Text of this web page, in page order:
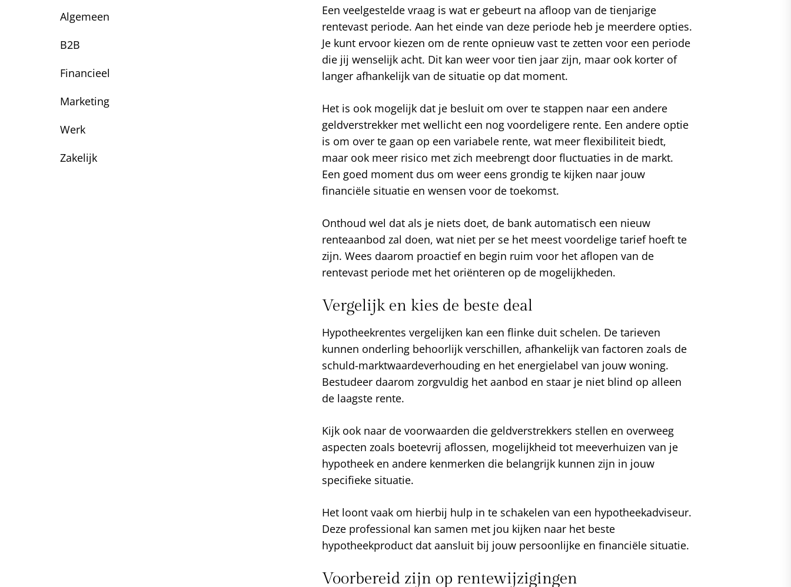
Een veelgestelde vraag is wat er gebeurt na afloop van de tienjarige
rentevast periode. Aan het einde van deze periode heb je meerdere opties.
Je kunt ervoor kiezen om de rente opnieuw vast te zetten voor een periode
die jij wenselijk acht. Dit kan weer voor tien jaar zijn, maar ook korter of
langer afhankelijk van de situatie op dat moment.
Het is ook mogelijk dat je besluit om over te stappen naar een andere
geldverstrekker met wellicht een nog voordeligere rente. Een andere optie
is om over te gaan op een variabele rente, wat meer flexibiliteit biedt,
maar ook meer risico met zich meebrengt door fluctuaties in de markt.
Een goed moment dus om weer eens grondig te kijken naar jouw
financiële situatie en wensen voor de toekomst.
Onthoud wel dat als je niets doet, de bank automatisch een nieuw
renteaanbod zal doen, wat niet per se het meest voordelige tarief hoeft te
zijn. Wees daarom proactief en begin ruim voor het aflopen van de
rentevast periode met het oriënteren op de mogelijkheden.
Vergelijk en kies de beste deal
Hypotheekrentes vergelijken kan een flinke duit schelen. De tarieven
kunnen onderling behoorlijk verschillen, afhankelijk van factoren zoals de
schuld-marktwaardeverhouding en het energielabel van jouw woning.
Bestudeer daarom zorgvuldig het aanbod en staar je niet blind op alleen
de laagste rente.
Kijk ook naar de voorwaarden die geldverstrekkers stellen en overweeg
aspecten zoals boetevrij aflossen, mogelijkheid tot meeverhuizen van je
hypotheek en andere kenmerken die belangrijk kunnen zijn in jouw
specifieke situatie.
Het loont vaak om hierbij hulp in te schakelen van een hypotheekadviseur.
Deze professional kan samen met jou kijken naar het beste
hypotheekproduct dat aansluit bij jouw persoonlijke en financiële situatie.
Voorbereid zijn op rentewijzigingen
Algemeen
B2B
Financieel
Marketing
Werk
Zakelijk